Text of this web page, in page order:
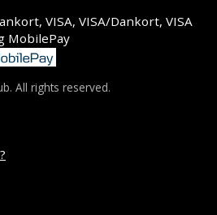
VISA, VISA/Dankort, VISA
MobilePay
All rights reserved.